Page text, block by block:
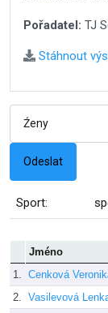
Pořadatel: TJ
Stáhnout
Sport:
Jméno
1. Cenková
2. Vasilevová